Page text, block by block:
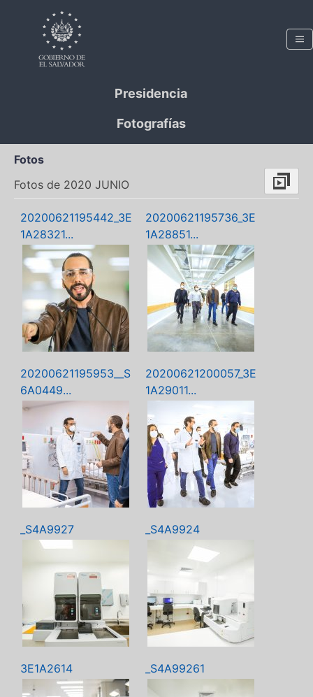
Presidencia
Fotografías
Fotos
Fotos de 2020 JUNIO
20200621195442_3E
1A28321...
20200621195736_3E
1A28851...
20200621195953__S
6A0449...
20200621200057_3E
1A29011...
_S4A9927 _S4A9924
3E1A2614 _S4A99261